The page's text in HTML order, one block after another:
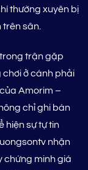
thường xuyên bị
sân.
trận gặp
chơi ở cánh phải
Amorim –
chỉ ghi bàn
hiện sự tự tin
nhận
chứng minh giá